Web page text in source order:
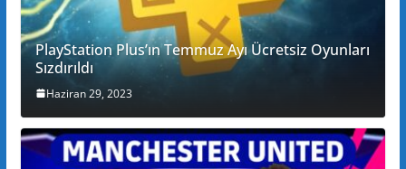
PlayStation Plus’ın Temmuz Ayı Ücretsiz Oyunları
Sızdırıldı
Haziran 29, 2023